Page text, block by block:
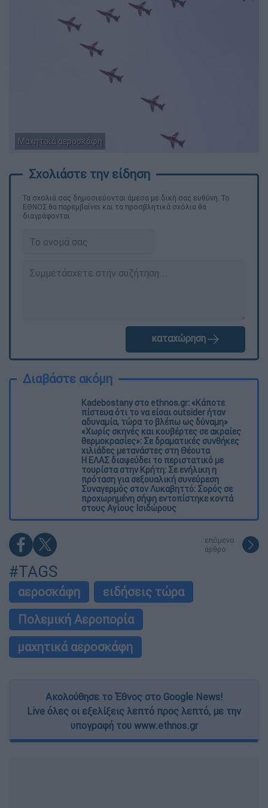
Μαχητικά αεροσκάφη
Τα σχολιά σας δημοσιεύονται άμεσα με δική σας ευθύνη. Το
ΕΘΝΟΣ θα παρεμβαίνει και τα προσβλητικά σχόλια θα
διαγράφονται
καταχώρηση
Διαβάστε ακόμη
Kadebostany στο ethnos.gr: «Κάποτε
πίστευα ότι το να είσαι outsider ήταν
αδυναμία, τώρα το βλέπω ως δύναμη»
«Χωρίς σκηνές και κουβέρτες σε ακραίες
θερμοκρασίες»: Σε δραματικές συνθήκες
χιλιάδες μετανάστες στη Θέουτα
Η ΕΛΑΣ διαψεύδει το περιστατικό με
τουρίστα στην Κρήτη: Σε ενήλικη η
πρόταση για σεξουαλική συνεύρεση
Συναγερμός στον Λυκαβηττό: Σορός σε
προχωρημένη σήψη εντοπίστηκε κοντά
στους Αγίους Ισιδώρους
επόμενο
άρθρο
#TAGS
αεροσκάφη
ειδήσεις τώρα
Πολεμική Αεροπορία
μαχητικά αεροσκάφη
Ακολούθησε το Έθνος στο Google News!
Live όλες οι εξελίξεις λεπτό προς λεπτό, με την
υπογραφή του www.ethnos.gr